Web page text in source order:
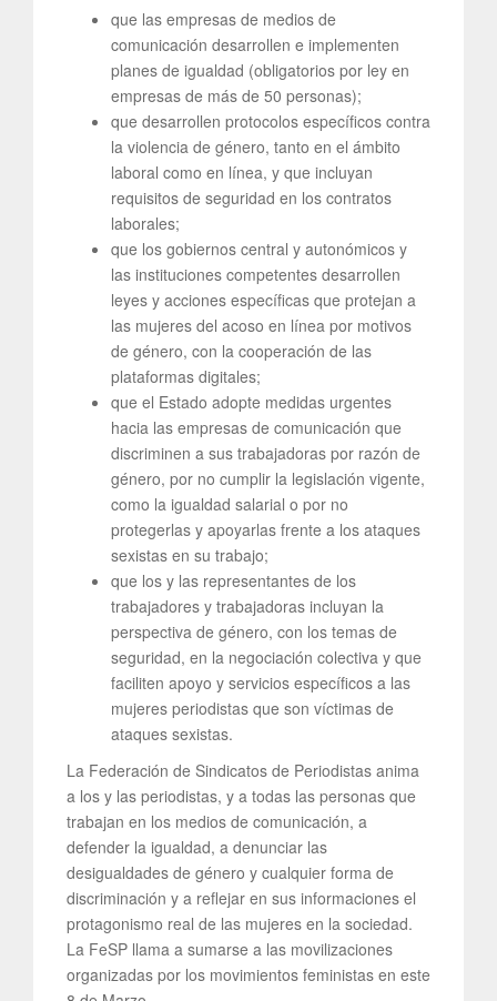
que las empresas de medios de
comunicación desarrollen e implementen
planes de igualdad (obligatorios por ley en
empresas de más de 50 personas);
que desarrollen protocolos específicos contra
la violencia de género, tanto en el ámbito
laboral como en línea, y que incluyan
requisitos de seguridad en los contratos
laborales;
que los gobiernos central y autonómicos y
las instituciones competentes desarrollen
leyes y acciones específicas que protejan a
las mujeres del acoso en línea por motivos
de género, con la cooperación de las
plataformas digitales;
que el Estado adopte medidas urgentes
hacia las empresas de comunicación que
discriminen a sus trabajadoras por razón de
género, por no cumplir la legislación vigente,
como la igualdad salarial o por no
protegerlas y apoyarlas frente a los ataques
sexistas en su trabajo;
que los y las representantes de los
trabajadores y trabajadoras incluyan la
perspectiva de género, con los temas de
seguridad, en la negociación colectiva y que
faciliten apoyo y servicios específicos a las
mujeres periodistas que son víctimas de
ataques sexistas.
La Federación de Sindicatos de Periodistas anima
a los y las periodistas, y a todas las personas que
trabajan en los medios de comunicación, a
defender la igualdad, a denunciar las
desigualdades de género y cualquier forma de
discriminación y a reflejar en sus informaciones el
protagonismo real de las mujeres en la sociedad.
La FeSP llama a sumarse a las movilizaciones
organizadas por los movimientos feministas en este